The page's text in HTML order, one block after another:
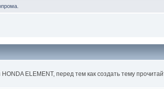
ELEMENT, перед тем как создать тему